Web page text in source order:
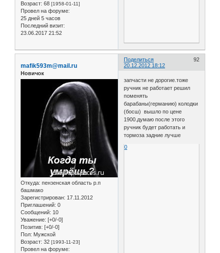
Возраст: 68 [1958-01-11]
Провел на форуме:
25 дней 5 часов
Последний визит:
23.06.2017 21:52
Поделиться
92
20.12.2012 18:12
mafik593m@mail.ru
Новичок
Откуда: пензенская область р.п
башмако
Зарегистрирован: 17.11.2012
Приглашений: 0
Сообщений: 10
Уважение: [+0/-0]
Позитив: [+0/-0]
Пол: Мужской
Возраст: 32 [1993-11-23]
Провел на форуме:
запчасти не дорогие.тоже
ручник не работает решил
поменять
барабаны(германию) колодки
(босш) вышло по цене
1900.думаю после этого
ручник будет работать и
тормоза задние лучше
0